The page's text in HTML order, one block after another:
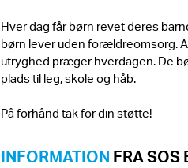
Hver dag får børn revet deres
børn lever uden forældreomsorg.
utryghed præger hverdagen. De
plads til leg, skole og håb.
På forhånd tak for din støtte!
INFORMATION FRA SOS